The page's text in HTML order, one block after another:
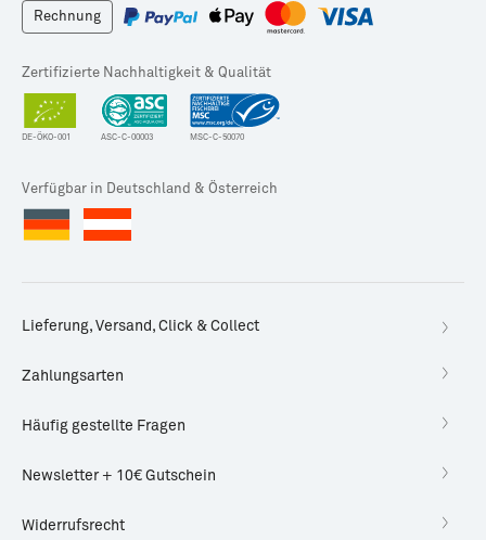
Rechnung
Zertifizierte Nachhaltigkeit & Qualität
DE-ÖKO-001 ASC-C-00003 MSC-C-50070
Verfügbar in Deutschland & Österreich
Lieferung, Versand, Click & Collect
Zahlungsarten
Häufig gestellte Fragen
Newsletter + 10€ Gutschein
Widerrufsrecht